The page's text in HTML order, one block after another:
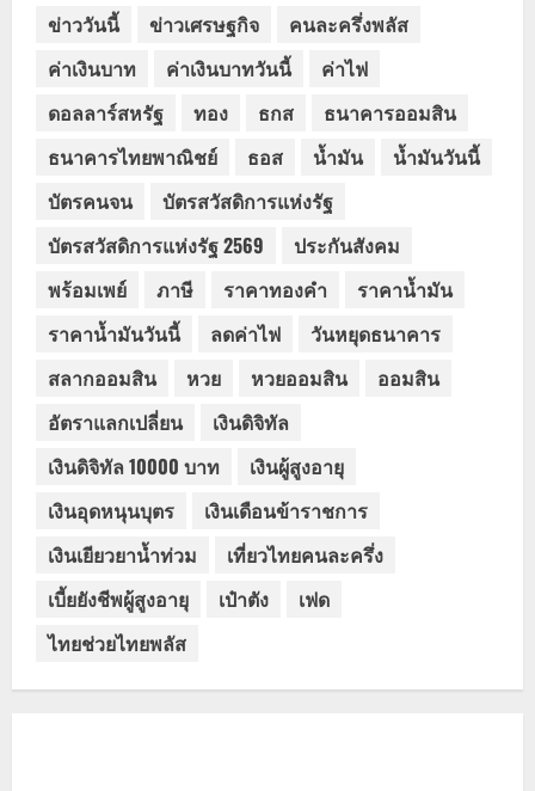
ข่าววันนี้
ข่าวเศรษฐกิจ
คนละครึ่งพลัส
ค่าเงินบาท
ค่าเงินบาทวันนี้
ค่าไฟ
ดอลลาร์สหรัฐ
ทอง ธกส
ธนาคารออมสิน
ธนาคารไทยพาณิชย์
ธอส น้ำมัน
น้ำมันวันนี้
บัตรคนจน
บัตรสวัสดิการแห่งรัฐ
บัตรสวัสดิการแห่งรัฐ 2569
ประกันสังคม
พร้อมเพย์
ภาษี ราคาทองคำ
ราคาน้ำมัน
ราคาน้ำมันวันนี้
ลดค่าไฟ
วันหยุดธนาคาร
สลากออมสิน
หวย หวยออมสิน
ออมสิน
อัตราแลกเปลี่ยน
เงินดิจิทัล
เงินดิจิทัล 10000 บาท
เงินผู้สูงอายุ
เงินอุดหนุนบุตร
เงินเดือนข้าราชการ
เงินเยียวยาน้ำท่วม
เที่ยวไทยคนละครึ่ง
เบี้ยยังชีพผู้สูงอายุ
เป๋าตัง
เฟด
ไทยช่วยไทยพลัส